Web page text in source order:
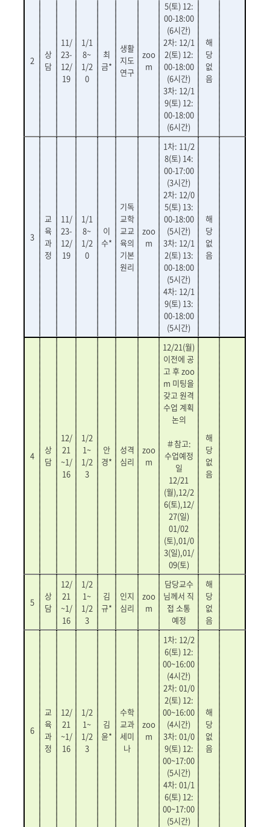
2
상
담
11/
23-
12/
19
1/1
8~
1/2
0
최
금*
생활
지도
연구
zoo
m
5(토) 12:
00-18:00
(6시간)
2차: 12/1
2(토) 12:
00-18:00
(6시간)
3차: 12/1
9(토) 12:
00-18:00
(6시간)
해
당
없
음
3
교
육
과
정
11/
23-
12/
19
1/1
8~
1/2
0
이
수*
기독
교학
교교
육의
기본
원리
zoo
m
1차: 11/2
8(토) 14:
00-17:00
(3시간)
2차: 12/0
5(토) 13:
00-18:00
(5시간)
3차: 12/1
2(토) 13:
00-18:00
(5시간)
4차: 12/1
9(토) 13:
00-18:00
(5시간)
해
당
없
음
4
상
담
12/
21
~1/
16
1/2
1~
1/2
3
안
경*
성격
심리
zoo
m
12/21(월)
이전에 공
고 후zoo
m 미팅을
갖고 원격
수업 계획
논의
＃참고:
수업예정
일
12/21
(월),12/2
6(토),12/
27(일)
01/02
(토),01/0
3(일),01/
09(토)
해
당
없
음
5
상
담
12/
21
~1/
16
1/2
1~
1/2
3
김
규*
인지
심리
zoo
m
담당교수
님께서 직
접 소통
예정
해
당
없
음
6
교
육
과
정
12/
21
~1/
16
1/2
1~
1/2
3
김
윤*
수학
교과
세미
나
zoo
m
1차: 12/2
6(토) 12:
00~16:00
(4시간)
2차: 01/0
2(토) 12:
00~16:00
(4시간)
3차: 01/0
9(토) 12:
00~17:00
(5시간)
4차: 01/1
6(토) 12:
00~17:00
(5시간)
해
당
없
음